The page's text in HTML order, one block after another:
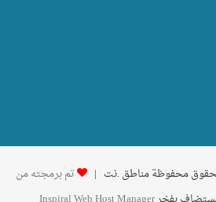
تم برمجته من